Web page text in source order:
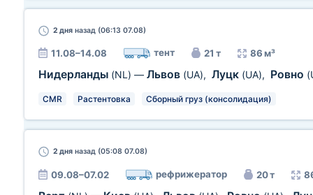
2 дня назад (06:13 07.08)
11.08–14.08 тент 21 т 86 м³
Нидерланды (NL) — Львов (UA), Луцк (UA), Ровно
CMR Растентовка Сборный груз (консолидация)
2 дня назад (05:08 07.08)
09.08–07.02 рефрижератор 20 т